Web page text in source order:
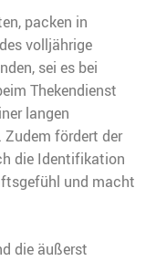
packen in
volljährige
sei es bei
Thekendienst
langen
fördert der
die Identifikation
und macht
die äußerst